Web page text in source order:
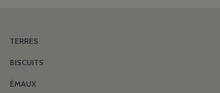
TERRES
BISCUITS
ÉMAUX